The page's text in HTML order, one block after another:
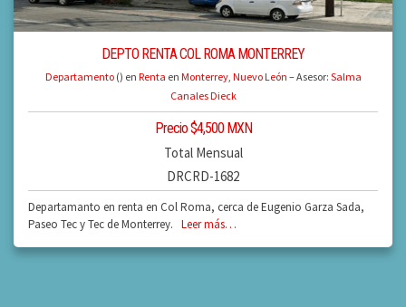
DEPTO RENTA COL ROMA MONTERREY
Departamento() en Renta en Monterrey, Nuevo León – Asesor: Salma
Canales Dieck
Precio $4,500 MXN
Total Mensual
DRCRD-1682
Departamanto en renta en Col Roma, cerca de Eugenio Garza Sada,
Paseo Tec y Tec de Monterrey. Leer más…